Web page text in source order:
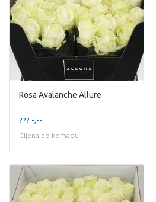
Rosa Avalanche Allure
??? -,--
Cijena po komadu